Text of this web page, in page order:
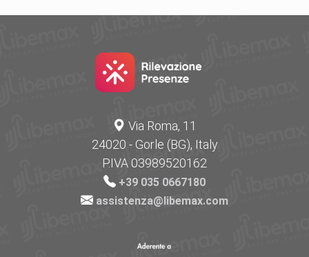
Via Roma, 11
24020 - Gorle (BG), Italy
P.IVA 03989520162
+39 035 0667180
assistenza@libemax.com